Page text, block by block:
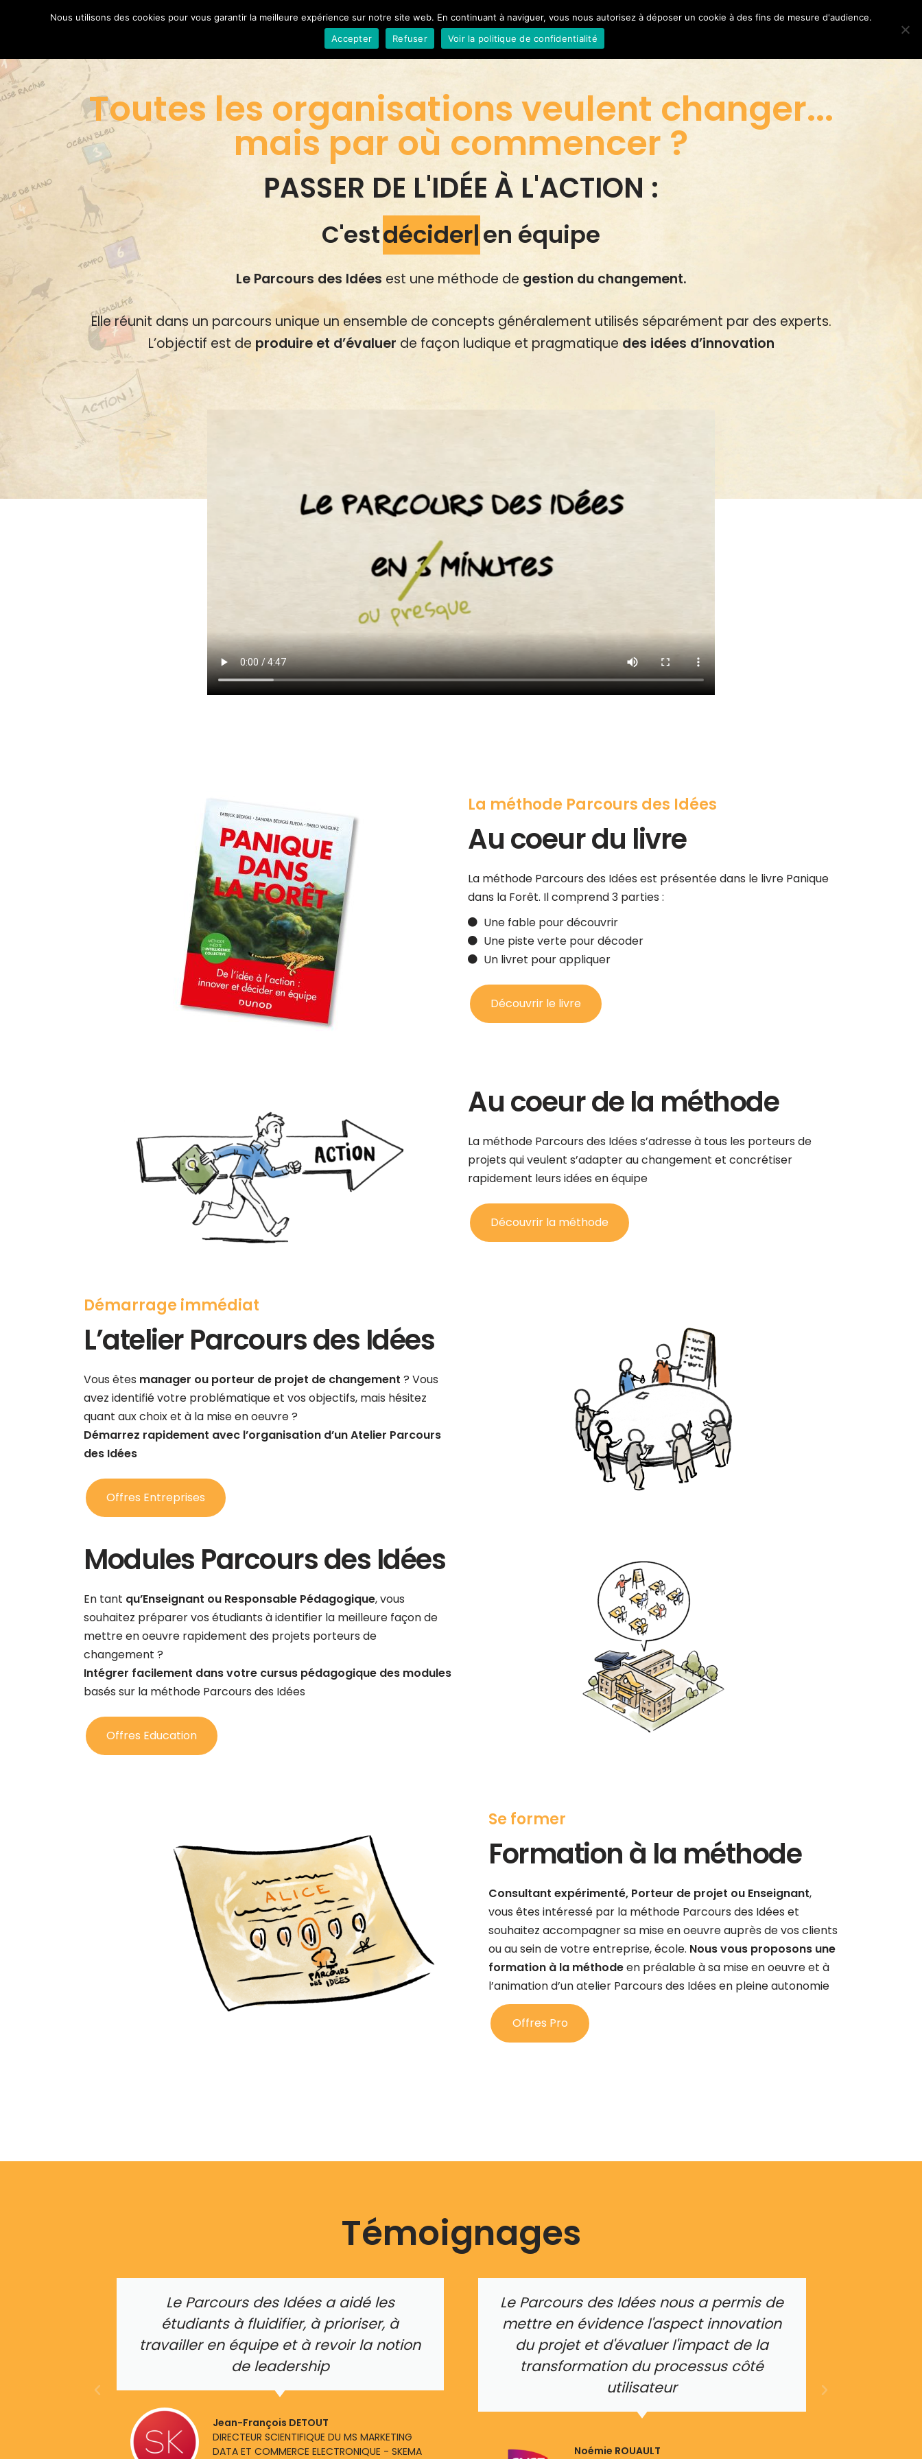
au
contenu
OFFRES & TARIFS
Toutes les organisations veulent changer...
mais par où commencer ?
PASSER DE L'IDÉE À L'ACTION :
C'estdécider en équipe
Le Parcours des Idées est une méthode de gestion du changement.
Elle réunit dans un parcours unique un ensemble de concepts généralement utilisés séparément par des experts.
L’objectif est de produire et d’évaluer de façon ludique et pragmatique des idées d’innovation
La méthode Parcours des Idées
Au coeur du livre
La méthode Parcours des Idées est présentée dans le livre Panique
dans la Forêt. Il comprend 3 parties :
Une fable pour découvrir
Une piste verte pour décoder
Un livret pour appliquer
Découvrir le livre
Au coeur de la méthode
La méthode Parcours des Idées s’adresse à tous les porteurs de
projets qui veulent s’adapter au changement et concrétiser
rapidement leurs idées en équipe
Découvrir la méthode
Démarrage immédiat
L’atelier Parcours des Idées
Vous êtes manager ou porteur de projet de changement ? Vous
avez identifié votre problématique et vos objectifs, mais hésitez
quant aux choix et à la mise en oeuvre ?
Démarrez rapidement avec l’organisation d’un Atelier Parcours
des Idées
Offres Entreprises
Modules Parcours des Idées
En tant qu’Enseignant ou Responsable Pédagogique, vous
souhaitez préparer vos étudiants à identifier la meilleure façon de
mettre en oeuvre rapidement des projets porteurs de
changement ?
Intégrer facilement dans votre cursus pédagogique des modules
basés sur la méthode Parcours des Idées
Offres Education
Se former
Formation à la méthode
Consultant expérimenté, Porteur de projet ou Enseignant,
vous êtes intéressé par la méthode Parcours des Idées et
souhaitez accompagner sa mise en oeuvre auprès de vos clients
ou au sein de votre entreprise, école. Nous vous proposons une
formation à la méthodeen préalable à sa mise en oeuvre et à
l’animation d’un atelier Parcours des Idées en pleine autonomie
Offres Pro
Témoignages
Le Parcours des Idées a aidé les
étudiants à fluidifier, à prioriser, à
travailler en équipe et à revoir la notion
de leadership
Jean-François DETOUT
DIRECTEUR SCIENTIFIQUE DU MS MARKETING
DATA ET COMMERCE ELECTRONIQUE - SKEMA
Le Parcours des Idées nous a permis de
mettre en évidence l'aspect innovation
du projet et d'évaluer l'impact de la
transformation du processus côté
utilisateur
Noémie ROUAULT
Nous utilisons des cookies pour vous garantir la meilleure expérience sur notre site web. En continuant à naviguer, vous nous autorisez à déposer un cookie à des fins de mesure d'audience.
Accepter
Refuser Voir la politique de confidentialité